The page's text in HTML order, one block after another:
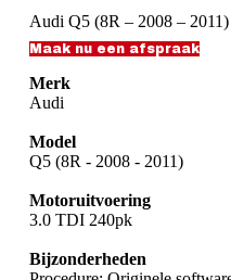
Audi Q5 (8R – 2008 –
Maak nu een afspraak
Merk
Audi
Model
Q5 (8R - 2008 - 2011)
Motoruitvoering
3.0 TDI 240pk
Bijzonderheden